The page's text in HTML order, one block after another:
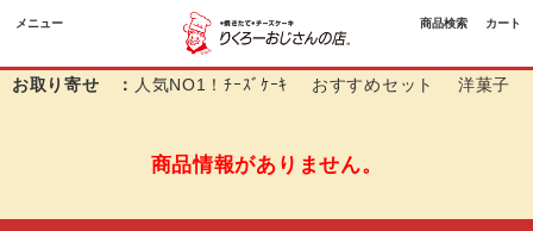
メニュー 商品検索 カート
お取り寄せ ： 人気NO1！ﾁｰｽﾞｹｰｷ おすすめセット 洋菓子
商品情報がありません。